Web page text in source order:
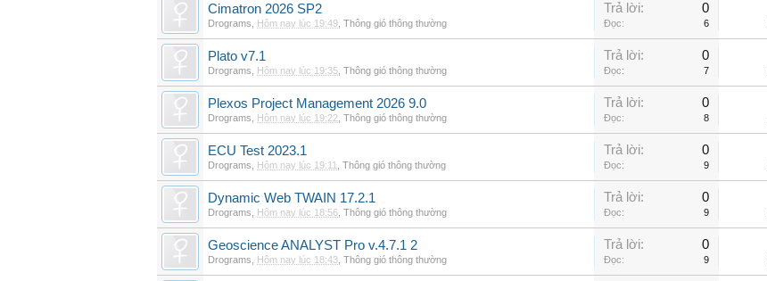
Cimatron 2026 SP2
Drograms Hôm nay lúc 19:49 Thông gió thông thường
Trả lời: 0
Đọc: 6
Plato v7.1
Drograms Hôm nay lúc 19:35 Thông gió thông thường
Trả lời: 0
Đọc: 7
Plexos Project Management 2026 9.0
Drograms Hôm nay lúc 19:22 Thông gió thông thường
Trả lời: 0
Đọc: 8
ECU Test 2023.1
Drograms Hôm nay lúc 19:11 Thông gió thông thường
Trả lời: 0
Đọc: 9
Dynamic Web TWAIN 17.2.1
Drograms Hôm nay lúc 18:56 Thông gió thông thường
Trả lời: 0
Đọc: 9
Geoscience ANALYST Pro v.4.7.1 2
Drograms Hôm nay lúc 18:43 Thông gió thông thường
Trả lời: 0
Đọc: 9